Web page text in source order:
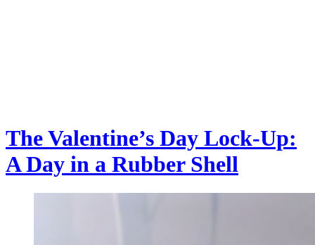
The Valentine’s Day Lock-Up:
A Day in a Rubber Shell